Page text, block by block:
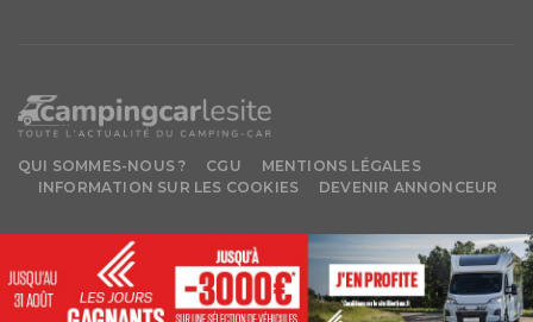
QUI SOMMES-NOUS ? CGU
MENTIONS LÉGALES
INFORMATION SUR LES COOKIES
DEVENIR ANNONCEUR